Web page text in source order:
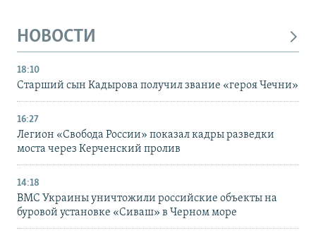
НОВОСТИ
18:10
Старший сын Кадырова получил звание «героя Чечни»
16:27
Легион «Свобода России» показал кадры разведки
моста через Керченский пролив
14:18
ВМС Украины уничтожили российские объекты на
буровой установке «Сиваш» в Черном море